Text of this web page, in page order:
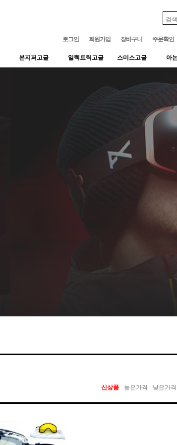
로그인 회원가입 장바구니 주문확인
본지퍼고글 일렉트릭고글 스미스고글 아
신상품 높은가격 낮은가격